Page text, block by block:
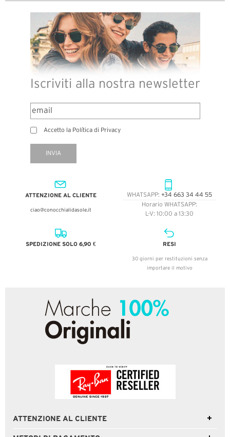
Iscriviti alla nostra newsletter
Accetto la Política di Privacy
INVIA
ATTENZIONE AL CLIENTE
ciao@conocchialidasole.it
WHATSAPP: +34 663 34 44 55
Horario WHATSAPP:
L-V: 10:00 a 13:30
SPEDIZIONE SOLO 6,90 € RESI
30 giorni per restituzioni senza
importare il motivo
ATTENZIONE AL CLIENTE